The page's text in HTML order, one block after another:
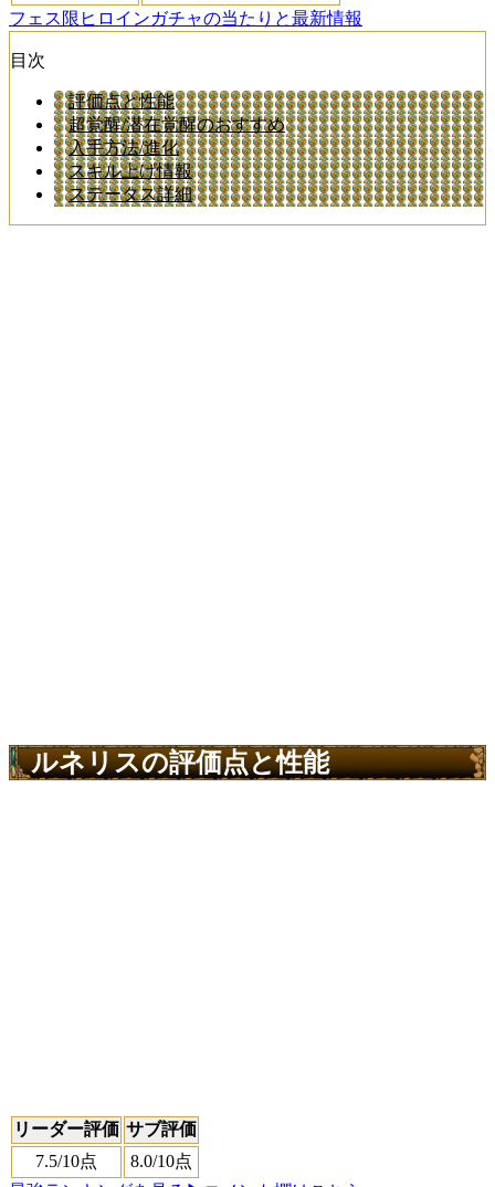
フェス限ヒロインガチャの当たりと最新情報
目次
評価点と性能
超覚醒/潜在覚醒のおすすめ
入手方法/進化
スキル上げ情報
ステータス詳細
ルネリスの評価点と性能
リーダー評価 サブ評価
7.5/10点 8.0/10点